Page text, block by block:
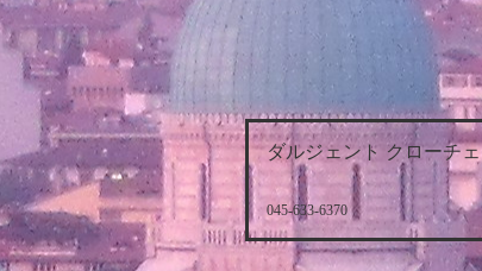
ダルジェント クローチェ
045-633-6370